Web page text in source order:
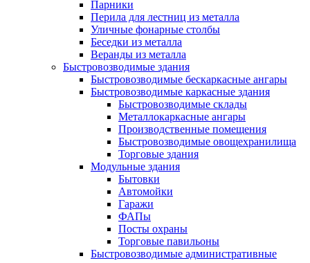
Парники
Перила для лестниц из металла
Уличные фонарные столбы
Беседки из металла
Веранды из металла
Быстровозводимые здания
Быстровозводимые бескаркасные ангары
Быстровозводимые каркасные здания
Быстровозводимые склады
Металлокаркасные ангары
Производственные помещения
Быстровозводимые овощехранилища
Торговые здания
Модульные здания
Бытовки
Автомойки
Гаражи
ФАПы
Посты охраны
Торговые павильоны
Быстровозводимые административные